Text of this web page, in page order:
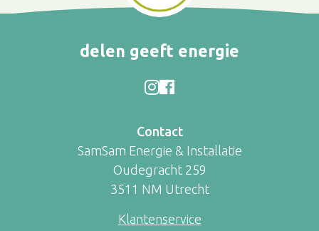
delen geeft energie
Contact
SamSam Energie & Installatie
Oudegracht 259
3511 NM Utrecht
Klantenservice